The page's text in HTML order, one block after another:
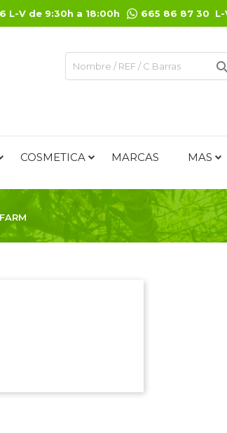
L-V de 9:30h a 18:00h 665 86 87 30 L-
COSMETICA MARCAS MAS